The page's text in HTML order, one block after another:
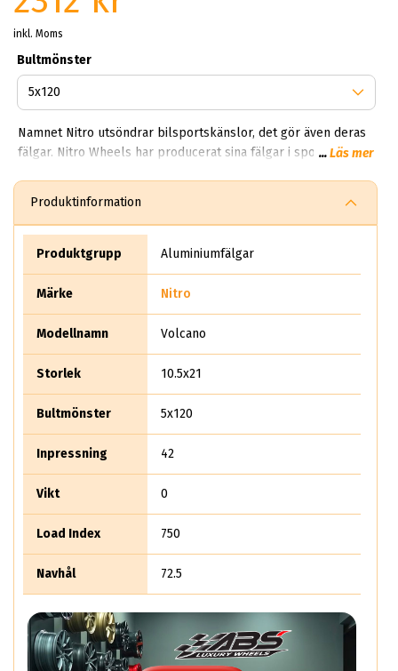
inkl. Moms
Bultmönster
Namnet Nitro utsöndrar bilsportskänslor, det gör även deras
fälgar. Nitro Wheels har producerat sina fälgar i sportigare
...Läs mer
Produktinformation
Produktgrupp Aluminiumfälgar
Märke Nitro
Modellnamn Volcano
Storlek 10.5x21
Bultmönster 5x120
Inpressning 42
Vikt 0
Load Index 750
Navhål 72.5